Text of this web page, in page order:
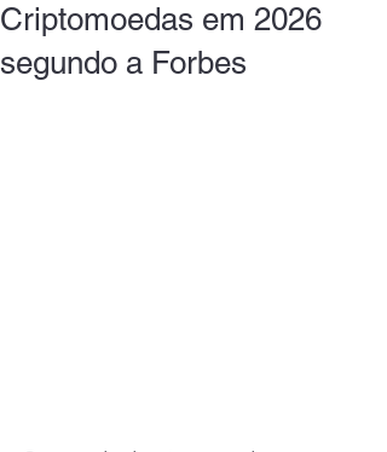
Criptomoedas em 2026
segundo a Forbes